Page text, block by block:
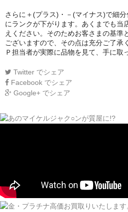
さらに＋(プラス)・－(マイナス)で細
にランクが下がります。あくまでも当
えください。そのためお客さまの基準
ございますので、その点は充分ご了承
Ｐ担当者が実際に品物を見て、手に取
Twitter でシェア
Facebook でシェア
Google+ でシェア